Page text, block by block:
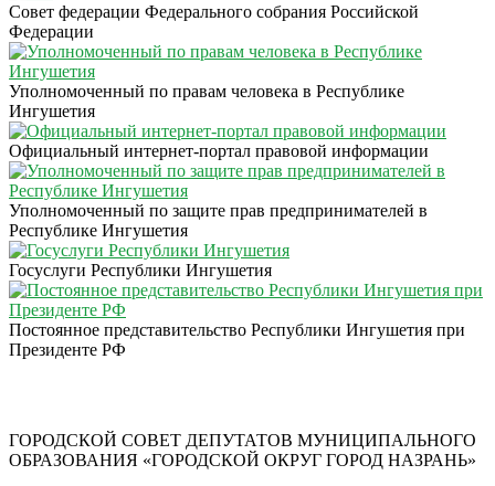
Совет федерации Федерального собрания Российской
Федерации
Уполномоченный по правам человека в Республике
Ингушетия
Официальный интернет-портал правовой информации
Уполномоченный по защите прав предпринимателей в
Республике Ингушетия
Госуслуги Республики Ингушетия
Постоянное представительство Республики Ингушетия при
Президенте РФ
ГОРОДСКОЙ СОВЕТ ДЕПУТАТОВ МУНИЦИПАЛЬНОГО
ОБРАЗОВАНИЯ «ГОРОДСКОЙ ОКРУГ ГОРОД НАЗРАНЬ»